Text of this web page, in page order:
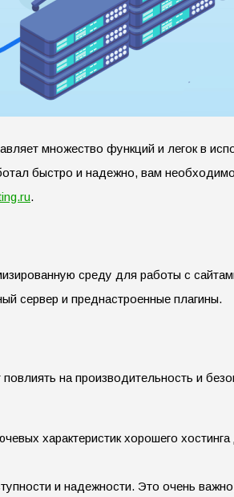
множество функций и легок в
быстро и надежно, вам
.
среду для работы с
сервер и преднастроенные плагины.
на производительность и
характеристик хорошего
и надежности. Это очень